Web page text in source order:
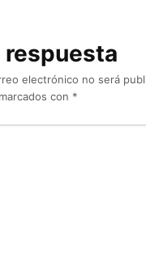
respuesta
electrónico no será
con *